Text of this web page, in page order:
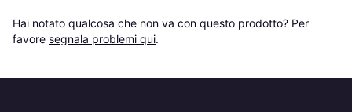
Hai notato qualcosa che non va con questo prodotto? Per
favore segnala problemi qui.